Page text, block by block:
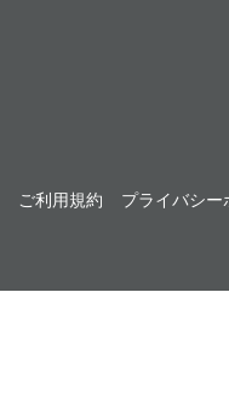
ご利用規約 プライバシー